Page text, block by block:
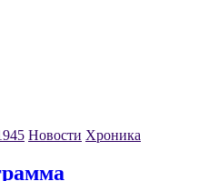
Новости Хроника